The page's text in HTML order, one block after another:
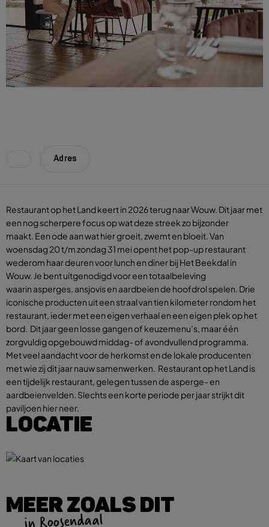
Adres
Restaurant op het Land keert in 2026 terug naar Wouw. Dit jaar met
een nog scherpere focus op wat deze streek zo bijzonder
maakt. Een ode aan wat hier groeit, zwemt en bloeit. Van
woensdag 20 t/m zondag 31 mei opent het pop-up restaurant
wederom haar deuren voor lunch en diner bij Het Beekdal in
Wouw. Je bent uitgenodigd voor een totaalbeleving
waarin asperges, ansjovis en aardbeien de hoofdrol spelen. Drie
iconische producten uit een straal van tien kilometer rondom het
restaurant, ieder met een eigen verhaal en een eigen plek op het
bord. Dit jaar geen losse gangen of keuzemenu’s, maar één
zorgvuldig opgebouwd middag- of avondvullend programma.
Met veel aandacht voor de herkomst en de lokale producenten
met wie zij dit jaar nauw samenwerken. Restaurant op het Land is
een tijdelijk restaurant, gelegen tussen de asperge- en
aardbeienvelden. Slechts een korte periode per jaar strijkt dit
paviljoen hier neer.
LOCATIE
MEER ZOALS DIT
in Roosendaal